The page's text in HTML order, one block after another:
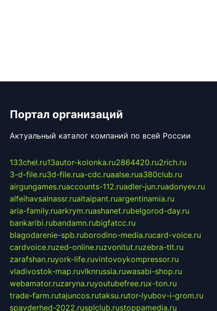
Портал организаций
Актуальный каталог компаний по всей России
133chel.ru13autor-kolonka.ru2864420.ru2rich.ru
3-d-file.ru3d-file.rua-cdc.ruaalse.rua380club.ru
airgungames.ruaccounts-112.ruadler-jun.ruadonyev.ru
alfeihavsalnassr.rualtaipant.ruargentinamia.ru
aria-family.ruarkrym.ruashanet.rubelgorod-day.ru
bankaribi.rubandamn.rubigfatcc.ru
blagodarenie-spb.ruborodino-media.rucard-voice.ru
cardvoice.ruzed-online.ruzvonitut.ruzebra-tlt.ru
zarafshan.ruyork-life.ruvintovoykompressor.ru
vladivostok-map.ruvlknrussia.ruwasabi-shop.ru
webamator.ruzaryna.ruyoutubefree.rux-ton.ru
trade-farm.rutajuncos.rutaksu.rutor-lyubov-i-grom.ru
spayderhed-2022.rusplclub.rustoppamedia.ru